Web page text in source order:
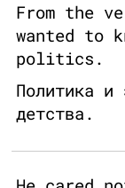
From the
wanted to
politics.
Политика и
детства.